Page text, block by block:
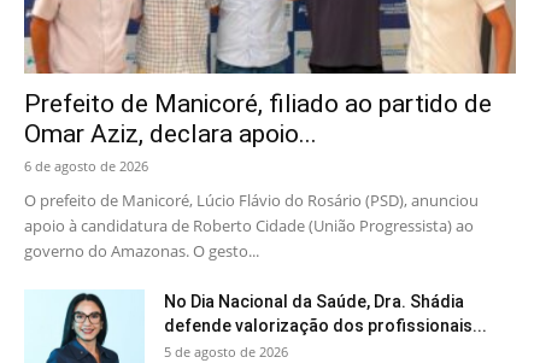
Prefeito de Manicoré, filiado ao partido de
Omar Aziz, declara apoio...
6 de agosto de 2026
O prefeito de Manicoré, Lúcio Flávio do Rosário (PSD), anunciou
apoio à candidatura de Roberto Cidade (União Progressista) ao
governo do Amazonas. O gesto...
No Dia Nacional da Saúde, Dra. Shádia
defende valorização dos profissionais...
5 de agosto de 2026